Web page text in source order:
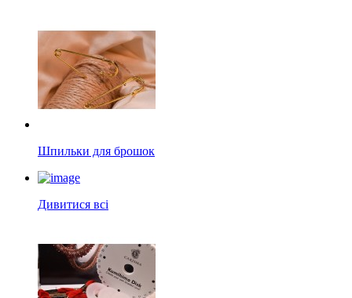
Шпильки для брошок
Дивитися всі